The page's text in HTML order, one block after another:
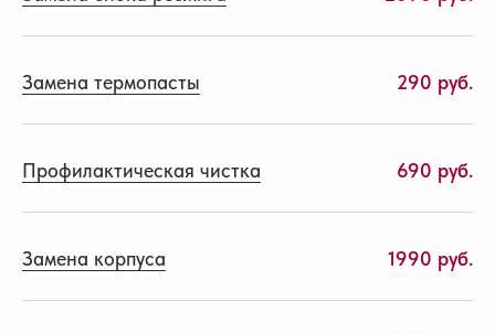
Замена термопасты 290 руб.
Профилактическая чистка 690 руб.
Замена корпуса 1990 руб.